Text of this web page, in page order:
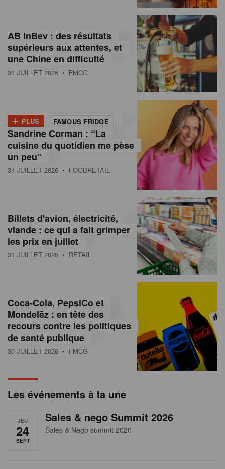
n
o
m
a
s
s
u
e
e
a
AB InBev : des résultats
supérieurs aux attentes, et
une Chine en difficulté
31 JUILLET 2026 • FMCG
+ PLUS FAMOUS FRIDGE
Sandrine Corman : “La
cuisine du quotidien me pèse
un peu”
31 JUILLET 2026 • FOODRETAIL
Billets d'avion, électricité,
viande : ce qui a fait grimper
les prix en juillet
31 JUILLET 2026 • RETAIL
Coca-Cola, PepsiCo et
Mondelēz : en tête des
recours contre les politiques
de santé publique
30 JUILLET 2026 • FMCG
Les événements à la une
JEU
24
SEPT
Sales & nego Summit 2026
Sales & Nego summit 2026